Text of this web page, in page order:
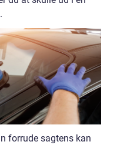
forrude sagtens kan